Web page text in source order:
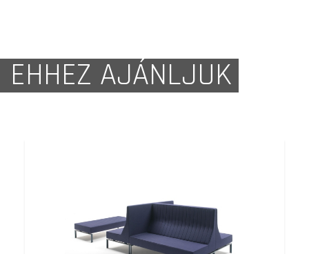
EHHEZ AJÁNLJUK